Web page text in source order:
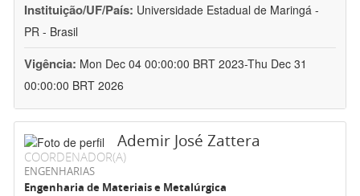
Instituição/UF/País: Universidade Estadual de Maringá -
PR - Brasil
Vigência: Mon Dec 04 00:00:00 BRT 2023-Thu Dec 31
00:00:00 BRT 2026
Ademir José Zattera
COORDENADOR(A)
ENGENHARIAS
Engenharia de Materiais e Metalúrgica